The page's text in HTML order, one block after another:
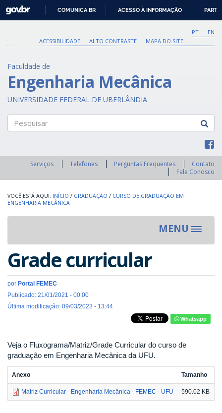
O
CONTEÚDO
GOVBR
COMUNICA BR ACESSO À INFORMAÇÃO
PT
EN
ACESSIBILIDADE
ALTO CONTRASTE MAPA DO SITE
Faculdade de
Engenharia Mecânica
UNIVERSIDADE FEDERAL DE UBERLÂNDIA
Serviços Telefones Perguntas Frequentes
Contato
Fale Conosco
INÍCIO / GRADUAÇÃO / CURSO DE GRADUAÇÃO EM
ENGENHARIA MECÂNICA
MENU
Toggle
Grade curricular
por Portal FEMEC
Publicado: 21/01/2021 - 00:00
Última modificação: 09/03/2023 - 13:44
Whatsapp
Veja o Fluxograma/Matriz/Grade Curricular do curso de
graduação em Engenharia Mecânica da UFU.
Anexo Tamanho
Matriz Curricular - Engenharia Mecânica - FEMEC - UFU 590.02 KB